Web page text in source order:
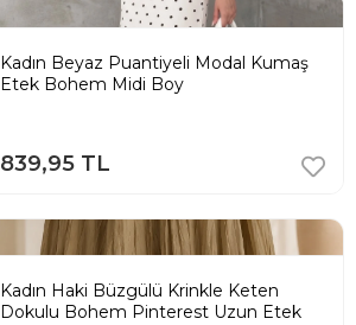
Kadın Beyaz Puantiyeli Modal Kumaş
Etek Bohem Midi Boy
839,95 TL
Kadın Haki Büzgülü Krinkle Keten
Dokulu Bohem Pinterest Uzun Etek